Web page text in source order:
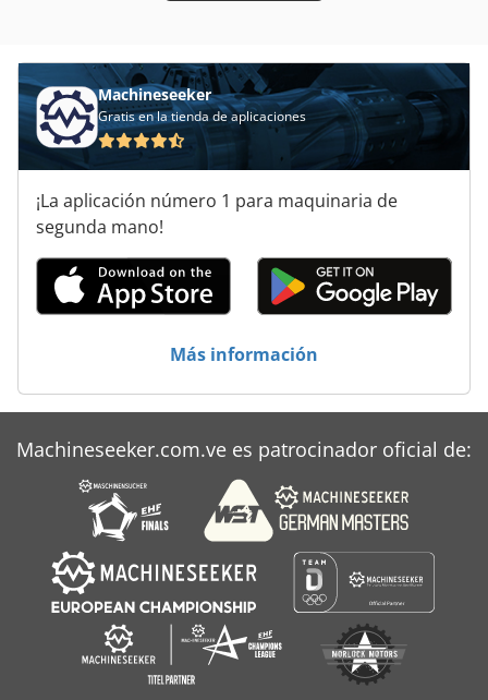
Unidad De Limpieza
Machineseeker
Gratis en la tienda de aplicaciones
¡La aplicación número 1 para maquinaria de
segunda mano!
Más información
Machineseeker.com.ve es patrocinador oficial de: